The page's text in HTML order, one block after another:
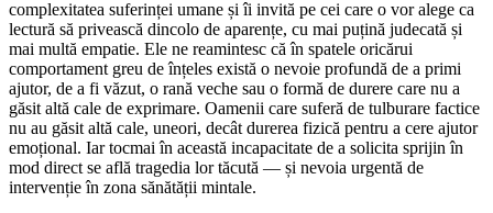
complexitatea suferinței umane și îi invită pe cei care o vor alege ca
lectură să privească dincolo de aparențe, cu mai puțină judecată și
mai multă empatie. Ele ne reamintesc că în spatele oricărui
comportament greu de înțeles există o nevoie profundă de a primi
ajutor, de a fi văzut, o rană veche sau o formă de durere care nu a
găsit altă cale de exprimare. Oamenii care suferă de tulburare factice
nu au găsit altă cale, uneori, decât durerea fizică pentru a cere ajutor
emoțional. Iar tocmai în această incapacitate de a solicita sprijin în
mod direct se află tragedia lor tăcută — și nevoia urgentă de
intervenție în zona sănătății mintale.